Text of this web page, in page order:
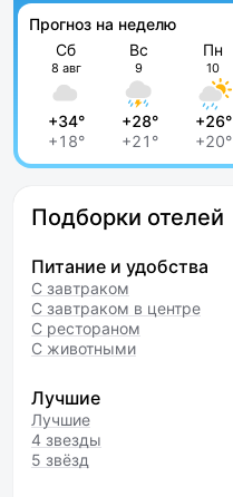
Прогноз на неделю
Сб
8 авг
+34°
+18°
Вс
9
+28°
+21°
Пн
10
+26°
+20°
Подборки отелей
Питание и удобства
С завтраком
С завтраком в центре
С рестораном
С животными
Лучшие
Лучшие
4 звезды
5 звёзд